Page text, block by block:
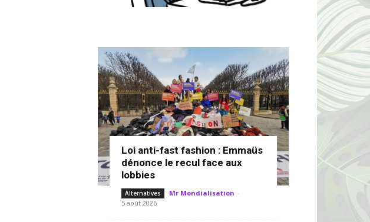
Loi anti-fast fashion : Emmaüs
dénonce le recul face aux
lobbies
Alternatives Mr Mondialisation -
5 août 2026